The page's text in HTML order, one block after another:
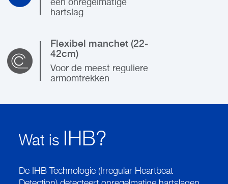
een onregelmatige
hartslag
Flexibel manchet (22-
42cm)
Voor de meest reguliere
armomtrekken
Wat is IHB?
De IHB Technologie (Irregular Heartbeat